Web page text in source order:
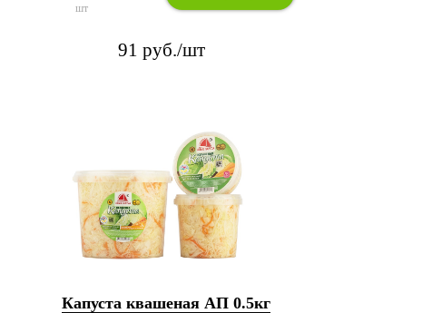
шт
91 руб./шт
Капуста квашеная АП 0.5кг